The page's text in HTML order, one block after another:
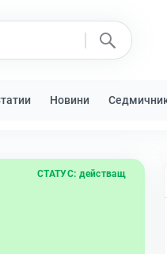
Новини
СТАТУС: действащ